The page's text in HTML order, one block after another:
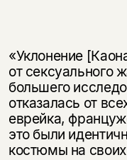
«Уклонение
от сексуального
большего
отказалась от
еврейка,
это были
костюмы на